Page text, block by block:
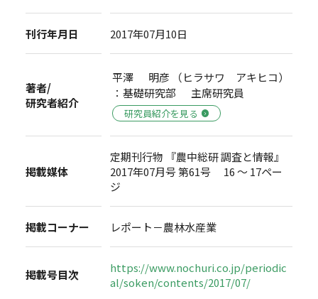
刊行年月日 2017年07月10日
著者/
研究者紹介
平澤 明彦 （ヒラサワ アキヒコ）
：基礎研究部 主席研究員
研究員紹介を見る
掲載媒体
定期刊行物 『農中総研 調査と情報』
2017年07月号 第61号 16 ～ 17ペー
ジ
掲載コーナー レポート－農林水産業
掲載号目次
https://www.nochuri.co.jp/periodic
al/soken/contents/2017/07/